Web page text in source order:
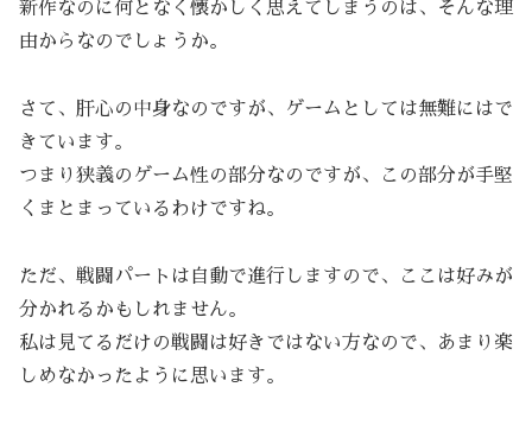
新作なのに何となく懐かしく思えてしまうのは、そんな理
由からなのでしょうか。
さて、肝心の中身なのですが、ゲームとしては無難にはで
きています。
つまり狭義のゲーム性の部分なのですが、この部分が手堅
くまとまっているわけですね。
ただ、戦闘パートは自動で進行しますので、ここは好みが
分かれるかもしれません。
私は見てるだけの戦闘は好きではない方なので、あまり楽
しめなかったように思います。